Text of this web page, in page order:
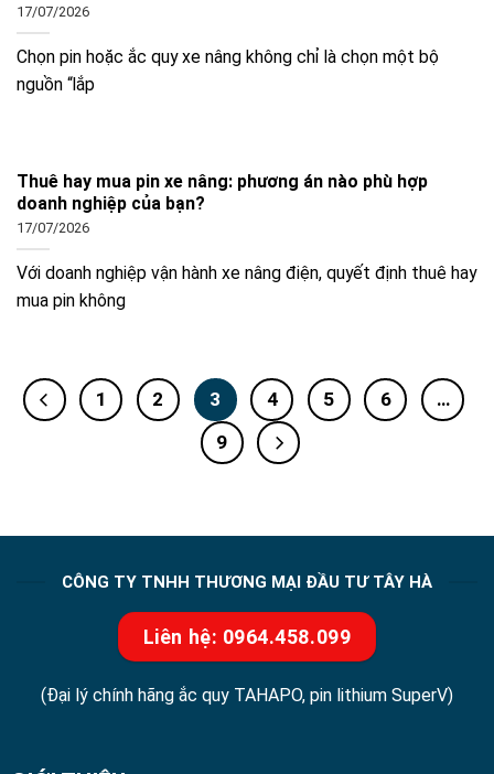
17/07/2026
Chọn pin hoặc ắc quy xe nâng không chỉ là chọn một bộ
nguồn “lắp
Thuê hay mua pin xe nâng: phương án nào phù hợp
doanh nghiệp của bạn?
17/07/2026
Với doanh nghiệp vận hành xe nâng điện, quyết định thuê hay
mua pin không
1 2 3 4 5 6
…
9
CÔNG TY TNHH THƯƠNG MẠI ĐẦU TƯ TÂY HÀ
Liên hệ: 0964.458.099
(Đại lý chính hãng ắc quy TAHAPO, pin lithium SuperV)